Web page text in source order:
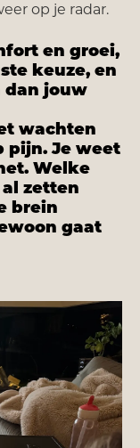
op je radar.
en groei,
keuze, en
dan jouw
wachten
pijn. Je weet
Welke
zetten
brein
gaat